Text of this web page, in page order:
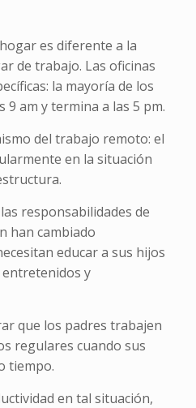
es diferente a la
de trabajo. Las oficinas
la mayoría de los
9 am y termina a las 5 pm.
del trabajo remoto: el
en la situación
responsabilidades de
han cambiado
educar a sus hijos
y
que los padres trabajen
regulares cuando sus
tiempo.
en tal situación,